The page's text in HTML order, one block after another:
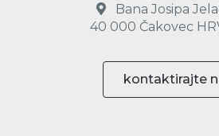
Bana Josipa
40 000 Čakovec
kontaktirajte